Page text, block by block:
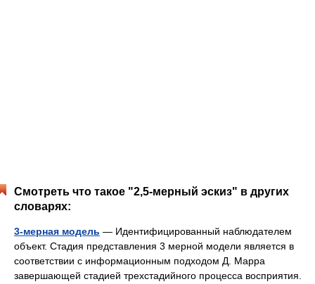
Смотреть что такое "2,5-мерный эскиз" в других
словарях:
3-мерная модель — Идентифицированный наблюдателем
объект. Стадия представления 3 мерной модели является в
соответствии с информационным подходом Д. Марра
завершающей стадией трехстадийного процесса восприятия.